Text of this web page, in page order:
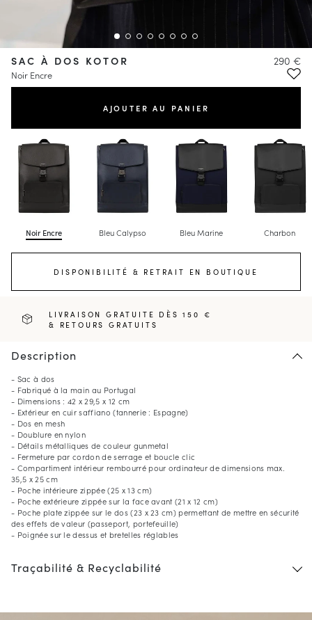
SAC À DOS KOTOR
Noir Encre
290 €
AJOUTER AU PANIER
Noir Encre Bleu Calypso Bleu Marine Charbon
DISPONIBILITÉ & RETRAIT EN BOUTIQUE
LIVRAISON GRATUITE DÈS 150 €
& RETOURS GRATUITS
Description
- Sac à dos
- Fabriqué à la main au Portugal
- Dimensions : 42 x 29,5 x 12 cm
- Extérieur en cuir saffiano (tannerie : Espagne)
- Dos en mesh
- Doublure en nylon
- Détails métalliques de couleur gunmetal
- Fermeture par cordon de serrage et boucle clic
- Compartiment intérieur rembourré pour ordinateur de dimensions max.
35,5 x 25 cm
- Poche intérieure zippée (25 x 13 cm)
- Poche extérieure zippée sur la face avant (21 x 12 cm)
- Poche plate zippée sur le dos (23 x 23 cm) permettant de mettre en sécurité
des effets de valeur (passeport, portefeuille)
- Poignée sur le dessus et bretelles réglables
Traçabilité & Recyclabilité